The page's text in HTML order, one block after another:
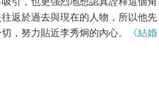
返於過去與現在的人物，所以他先
，努力貼近李秀炯的內心。
《結婚